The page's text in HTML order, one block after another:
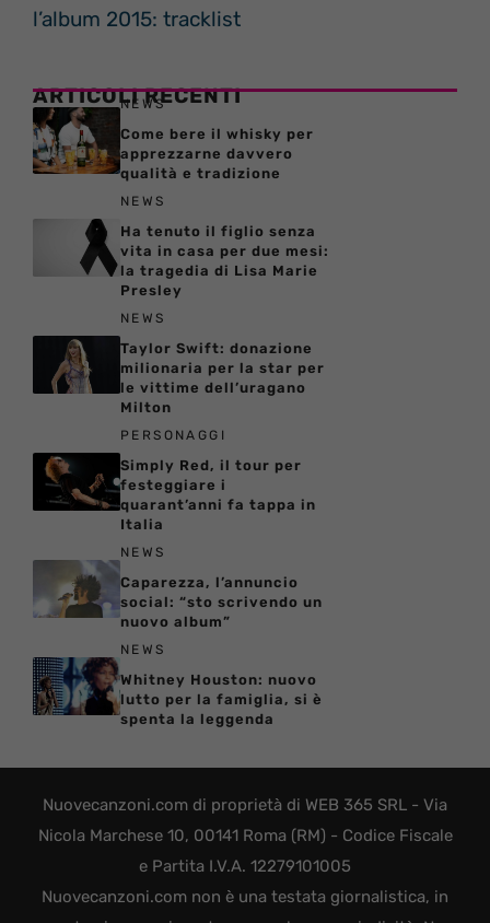
l’album 2015: tracklist
ARTICOLI RECENTI
NEWS
Come bere il whisky per
apprezzarne davvero
qualità e tradizione
NEWS
Ha tenuto il figlio senza
vita in casa per due mesi:
la tragedia di Lisa Marie
Presley
NEWS
Taylor Swift: donazione
milionaria per la star per
le vittime dell’uragano
Milton
PERSONAGGI
Simply Red, il tour per
festeggiare i
quarant’anni fa tappa in
Italia
NEWS
Caparezza, l’annuncio
social: “sto scrivendo un
nuovo album”
NEWS
Whitney Houston: nuovo
lutto per la famiglia, si è
spenta la leggenda
Nuovecanzoni.com di proprietà di WEB 365 SRL - Via
Nicola Marchese 10, 00141 Roma (RM) - Codice Fiscale
e Partita I.V.A. 12279101005
Nuovecanzoni.com non è una testata giornalistica, in